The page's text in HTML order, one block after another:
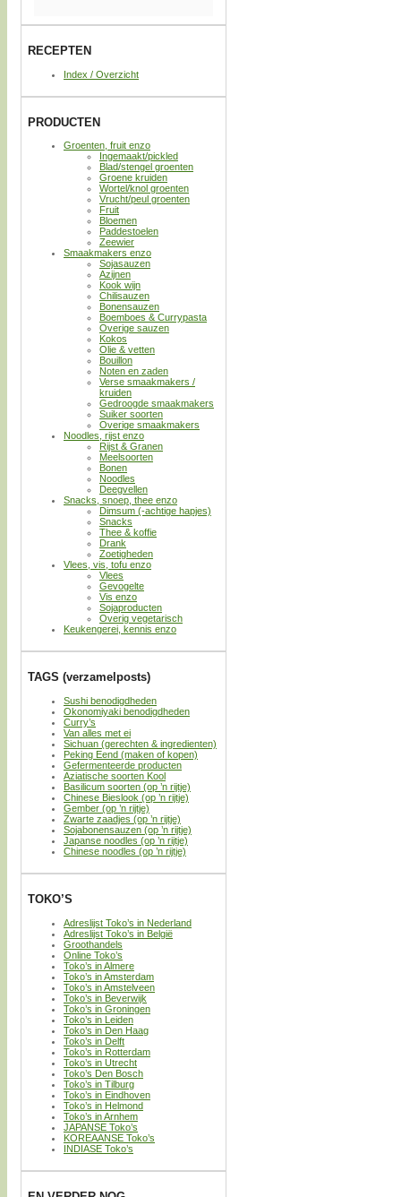
RECEPTEN
Index / Overzicht
PRODUCTEN
Groenten, fruit enzo
Ingemaakt/pickled
Blad/stengel groenten
Groene kruiden
Wortel/knol groenten
Vrucht/peul groenten
Fruit
Bloemen
Paddestoelen
Zeewier
Smaakmakers enzo
Sojasauzen
Azijnen
Kook wijn
Chilisauzen
Bonensauzen
Boemboes & Currypasta
Overige sauzen
Kokos
Olie & vetten
Bouillon
Noten en zaden
Verse smaakmakers /
kruiden
Gedroogde smaakmakers
Suiker soorten
Overige smaakmakers
Noodles, rijst enzo
Rijst & Granen
Meelsoorten
Bonen
Noodles
Deegvellen
Snacks, snoep, thee enzo
Dimsum (-achtige hapjes)
Snacks
Thee & koffie
Drank
Zoetigheden
Vlees, vis, tofu enzo
Vlees
Gevogelte
Vis enzo
Sojaproducten
Overig vegetarisch
Keukengerei, kennis enzo
TAGS (verzamelposts)
Sushi benodigdheden
Okonomiyaki benodigdheden
Curry’s
Van alles met ei
Sichuan (gerechten & ingredienten)
Peking Eend (maken of kopen)
Gefermenteerde producten
Aziatische soorten Kool
Basilicum soorten (op ’n rijtje)
Chinese Bieslook (op ’n rijtje)
Gember (op ’n rijtje)
Zwarte zaadjes (op ’n rijtje)
Sojabonensauzen (op ’n rijtje)
Japanse noodles (op ’n rijtje)
Chinese noodles (op ’n rijtje)
TOKO’S
Adreslijst Toko’s in Nederland
Adreslijst Toko’s in België
Groothandels
Online Toko’s
Toko’s in Almere
Toko’s in Amsterdam
Toko’s in Amstelveen
Toko’s in Beverwijk
Toko’s in Groningen
Toko’s in Leiden
Toko’s in Den Haag
Toko’s in Delft
Toko’s in Rotterdam
Toko’s in Utrecht
Toko’s Den Bosch
Toko’s in Tilburg
Toko’s in Eindhoven
Toko’s in Helmond
Toko’s in Arnhem
JAPANSE Toko’s
KOREAANSE Toko’s
INDIASE Toko’s